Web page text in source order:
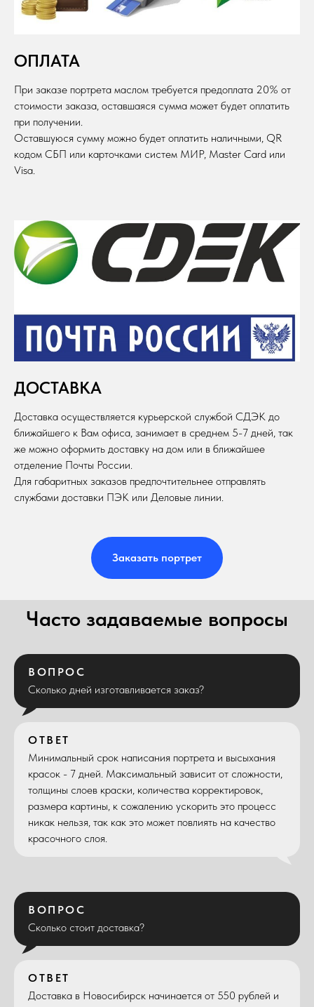
ОПЛАТА
При заказе портрета маслом требуется предоплата 20% от
стоимости заказа, оставшаяся сумма может будет оплатить
при получении.
Оставшуюся сумму можно будет оплатить наличными, QR
кодом СБП или карточками систем МИР, Master Card или
Visa.
ДОСТАВКА
Доставка осуществляется курьерской службой СДЭК до
ближайшего к Вам офиса, занимает в среднем 5-7 дней, так
же можно оформить доставку на дом или в ближайшее
отделение Почты России.
Для габаритных заказов предпочтительнее отправлять
службами доставки ПЭК или Деловые линии.
Заказать портрет
Часто задаваемые вопросы
ВОПРОС
Сколько дней изготавливается заказ?
ОТВЕТ
Минимальный срок написания портрета и высыхания
красок - 7 дней. Максимальный зависит от сложности,
толщины слоев краски, количества корректировок,
размера картины, к сожалению ускорить это процесс
никак нельзя, так как это может повлиять на качество
красочного слоя.
ВОПРОС
Сколько стоит доставка?
ОТВЕТ
Доставка в Новосибирск начинается от 550 рублей и